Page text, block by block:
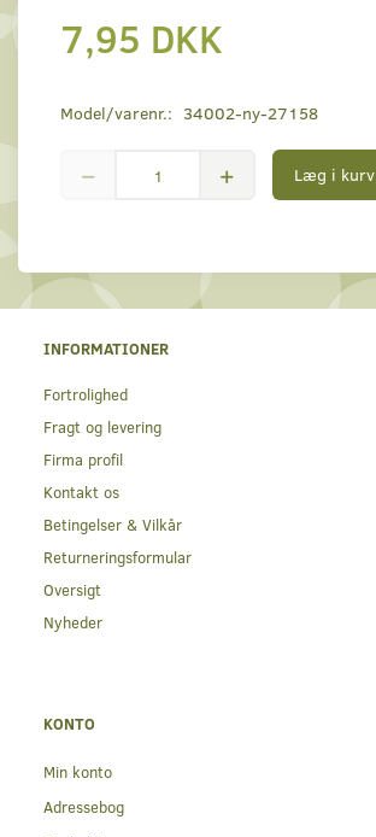
7,95 DKK
Model/varenr.: 34002-ny-27158
Læg i kurv
INFORMATIONER
Fortrolighed
Fragt og levering
Firma profil
Kontakt os
Betingelser & Vilkår
Returneringsformular
Oversigt
Nyheder
KONTO
Min konto
Adressebog